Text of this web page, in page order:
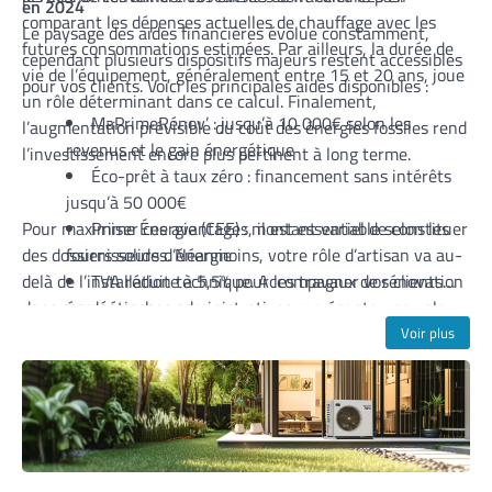
comparant les dépenses actuelles de chauffage avec les
futures consommations estimées. Par ailleurs, la durée de
vie de l’équipement, généralement entre 15 et 20 ans, joue
un rôle déterminant dans ce calcul. Finalement,
l’augmentation prévisible du coût des énergies fossiles rend
l’investissement encore plus pertinent à long terme.
en 2024
Le paysage des aides financières évolue constamment,
cependant plusieurs dispositifs majeurs restent accessibles
pour vos clients. Voici les principales aides disponibles :
MaPrimeRénov’ : jusqu’à 10 000€ selon les
revenus et le gain énergétique
Éco-prêt à taux zéro : financement sans intérêts
jusqu’à 50 000€
Prime Énergie (CEE) : montant variable selon les
fournisseurs d’énergie
TVA réduite à 5,5% pour les travaux de rénovation
énergétique
Aides locales : proposées par certaines collectivités
territoriales
Pour maximiser ces avantages, il est essentiel de constituer
des dossiers solides. Néanmoins, votre rôle d’artisan va au-
delà de l’installation technique. Accompagner vos clients
dans ces démarches administratives représente une valeur
ajoutée considérable. Donc, tenez-vous informé des
évolutions réglementaires et des conditions d’éligibilité
pour chaque dispositif. Cette expertise complémentaire vous
distinguera de la concurrence et renforcera la confiance de
votre clientèle.
Voir plus